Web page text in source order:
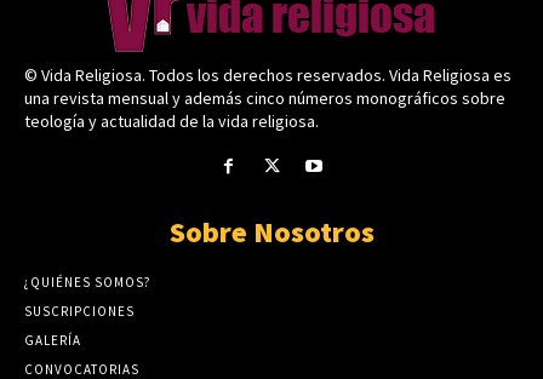
© Vida Religiosa. Todos los derechos reservados. Vida Religiosa es
una revista mensual y además cinco números monográficos sobre
teología y actualidad de la vida religiosa.
Sobre Nosotros
¿QUIÉNES SOMOS?
SUSCRIPCIONES
GALERÍA
CONVOCATORIAS